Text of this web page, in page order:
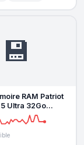
💾
RAM Patriot
Ultra 32Go
6400MHz